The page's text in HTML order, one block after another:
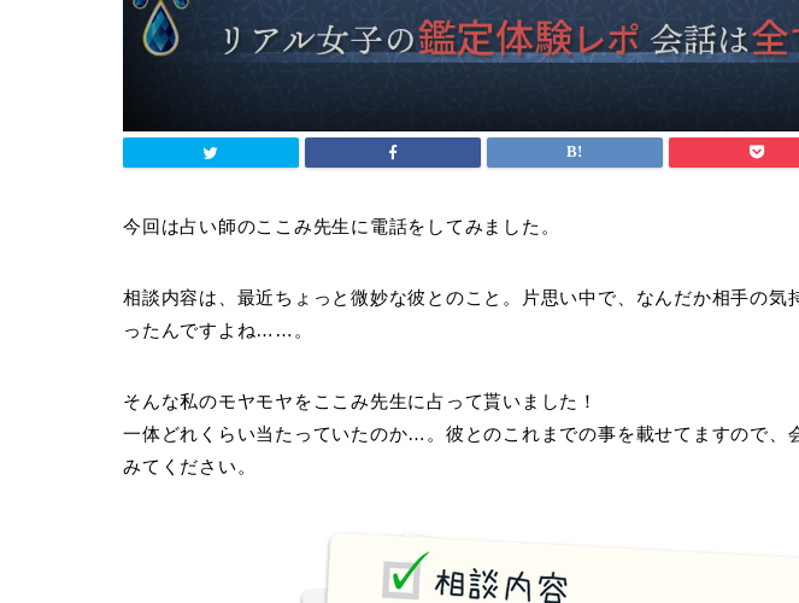
今回は占い師のここみ先生に電話をしてみました。
相談内容は、最近ちょっと微妙な彼とのこと。片思い中で、なんだか相手の気
ったんですよね……。
そんな私のモヤモヤをここみ先生に占って貰いました！
一体どれくらい当たっていたのか…。彼とのこれまでの事を載せてますので、
みてください。